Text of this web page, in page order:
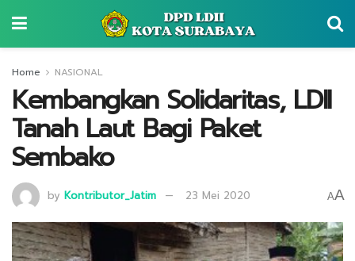
Home NASIONAL
Kembangkan Solidaritas, LDII
Tanah Laut Bagi Paket
Sembako
by Kontributor_Jatim 23 Mei 2020 AA